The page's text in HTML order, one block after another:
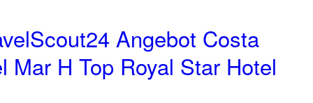
Angebot Costa
Mar H Top Royal Star Hotel